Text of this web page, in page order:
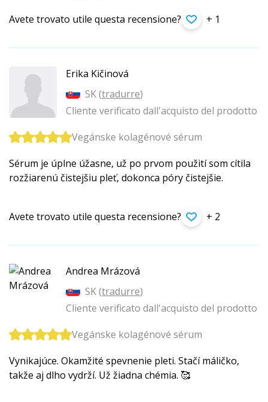
Avete trovato utile questa recensione? + 1
Erika Kičinová
SK (tradurre)
Cliente verificato dall'acquisto del prodotto
Vegánske kolagénové sérum
Sérum je úplne úžasne, už po prvom použití som cítila
rozžiarenú čistejšiu pleť, dokonca póry čistejšie.
Avete trovato utile questa recensione? + 2
Andrea Mrázová
SK (tradurre)
Cliente verificato dall'acquisto del prodotto
Vegánske kolagénové sérum
Vynikajúce. Okamžité spevnenie pleti. Stačí máličko,
takže aj dlho vydrží. Už žiadna chémia. 🥰